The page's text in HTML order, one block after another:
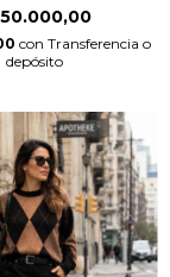
con Transferencia o
depósito